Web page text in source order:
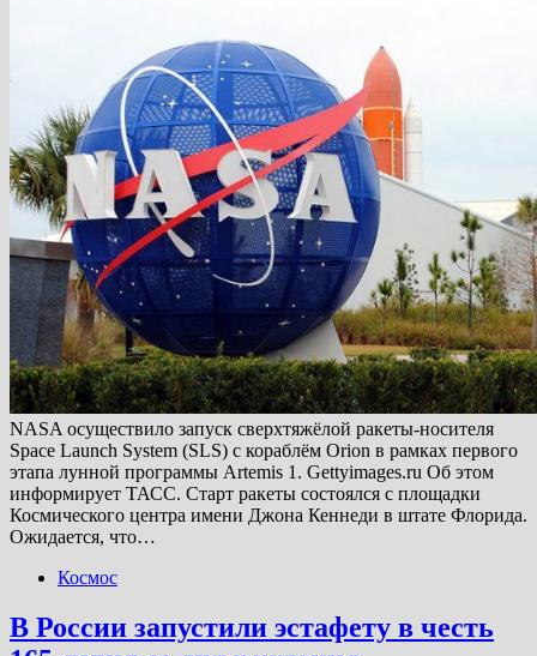
NASA осуществило запуск сверхтяжёлой ракеты-носителя
Space Launch System (SLS) с кораблём Orion в рамках первого
этапа лунной программы Artemis 1. Gettyimages.ru Об этом
информирует ТАСС. Старт ракеты состоялся с площадки
Космического центра имени Джона Кеннеди в штате Флорида.
Ожидается, что…
Космос
В России запустили эстафету в честь